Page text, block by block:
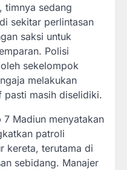
timnya sedang
sekitar perlintasan
saksi untuk
Polisi
sekelompok
melakukan
pasti masih diselidiki.
7 Madiun menyatakan
patroli
kereta, terutama di
sebidang. Manajer